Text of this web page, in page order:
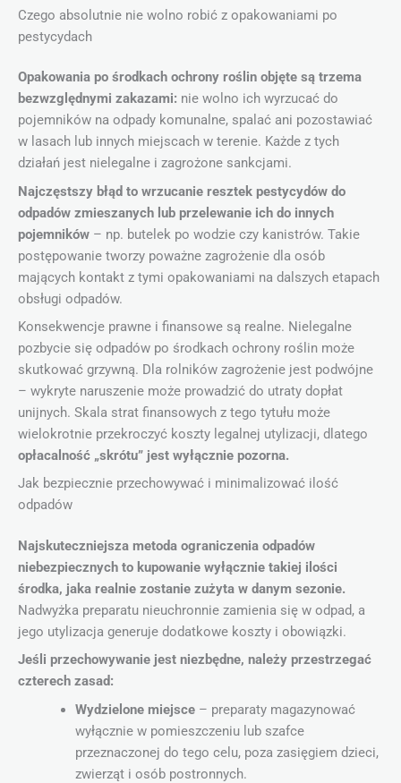
Czego absolutnie nie wolno robić z opakowaniami po
pestycydach
Opakowania po środkach ochrony roślin objęte są trzema
bezwzględnymi zakazami: nie wolno ich wyrzucać do
pojemników na odpady komunalne, spalać ani pozostawiać
w lasach lub innych miejscach w terenie. Każde z tych
działań jest nielegalne i zagrożone sankcjami.
Najczęstszy błąd to wrzucanie resztek pestycydów do
odpadów zmieszanych lub przelewanie ich do innych
pojemników – np. butelek po wodzie czy kanistrów. Takie
postępowanie tworzy poważne zagrożenie dla osób
mających kontakt z tymi opakowaniami na dalszych etapach
obsługi odpadów.
Konsekwencje prawne i finansowe są realne. Nielegalne
pozbycie się odpadów po środkach ochrony roślin może
skutkować grzywną. Dla rolników zagrożenie jest podwójne
– wykryte naruszenie może prowadzić do utraty dopłat
unijnych. Skala strat finansowych z tego tytułu może
wielokrotnie przekroczyć koszty legalnej utylizacji, dlatego
opłacalność „skrótu” jest wyłącznie pozorna.
Jak bezpiecznie przechowywać i minimalizować ilość
odpadów
Najskuteczniejsza metoda ograniczenia odpadów
niebezpiecznych to kupowanie wyłącznie takiej ilości
środka, jaka realnie zostanie zużyta w danym sezonie.
Nadwyżka preparatu nieuchronnie zamienia się w odpad, a
jego utylizacja generuje dodatkowe koszty i obowiązki.
Jeśli przechowywanie jest niezbędne, należy przestrzegać
czterech zasad:
Wydzielone miejsce– preparaty magazynować
wyłącznie w pomieszczeniu lub szafce
przeznaczonej do tego celu, poza zasięgiem dzieci,
zwierząt i osób postronnych.